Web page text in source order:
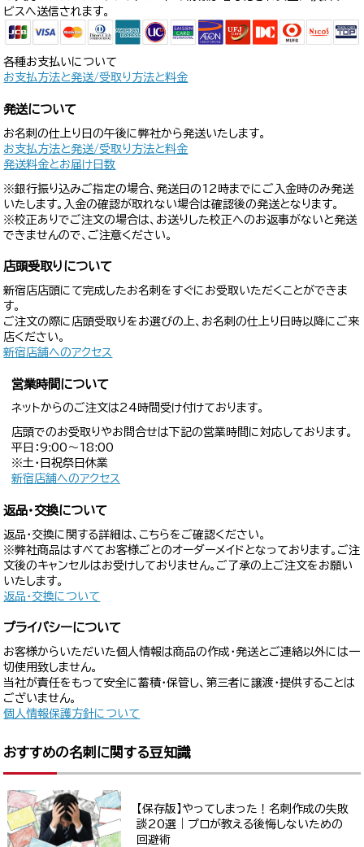
ビスへ送信されます。
各種お支払いについて
お支払方法と発送/受取り方法と料金
発送について
お名刺の仕上り日の午後に弊社から発送いたします。
お支払方法と発送/受取り方法と料金
発送料金とお届け日数
※銀行振り込みご指定の場合、発送日の12時までにご入金時のみ発送
いたします。入金の確認が取れない場合は確認後の発送となります。
※校正ありでご注文の場合は、お送りした校正へのお返事がないと発送
できませんので、ご注意ください。
店頭受取りについて
新宿店店頭にて完成したお名刺をすぐにお受取いただくことができま
す。
ご注文の際に店頭受取りをお選びの上、お名刺の仕上り日時以降にご来
店ください。
新宿店舗へのアクセス
営業時間について
ネットからのご注文は24時間受け付けております。
店頭でのお受取りやお問合せは下記の営業時間に対応しております。
平日：9:00〜18:00
※土・日祝祭日休業
新宿店舗へのアクセス
返品・交換について
返品・交換に関する詳細は、こちらをご確認ください。
※弊社商品はすべてお客様ごとのオーダーメイドとなっております。ご注
文後のキャンセルはお受けしておりません。ご了承の上ご注文をお願い
いたします。
返品・交換について
プライバシーについて
お客様からいただいた個人情報は商品の作成・発送とご連絡以外には一
切使用致しません。
当社が責任をもって安全に蓄積・保管し、第三者に譲渡・提供することは
ございません。
個人情報保護方針について
おすすめの名刺に関する豆知識
【保存版】やってしまった！名刺作成の失敗
談20選｜プロが教える後悔しないための
回避術